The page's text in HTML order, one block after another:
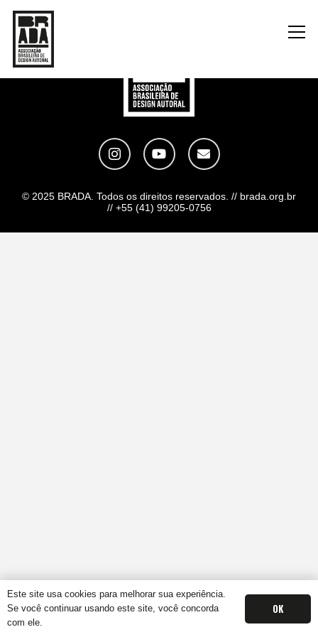
© 2025 BRADA. Todos os direitos reservados. // brada.org.br
// +55 (41) 99205-0756
Este site usa cookies para melhorar sua experiência.
Se você continuar usando este site, você concorda
com ele.
OK